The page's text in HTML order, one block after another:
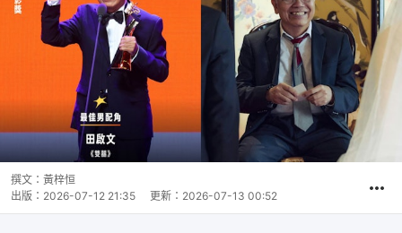
撰文： 黃梓恒
出版： 2026-07-12 21:35 更新： 2026-07-13 00:52